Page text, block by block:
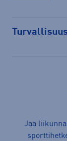
Jaa